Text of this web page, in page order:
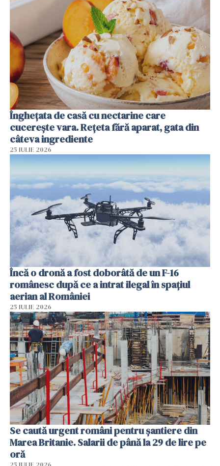
Înghețata de casă cu nectarine care
cucerește vara. Rețeta fără aparat, gata din
câteva ingrediente
25 IULIE 2026
Încă o dronă a fost doborâtă de un F-16
românesc după ce a intrat ilegal în spațiul
aerian al României
25 IULIE 2026
Se caută urgent români pentru șantiere din
Marea Britanie. Salarii de până la 29 de lire pe
oră